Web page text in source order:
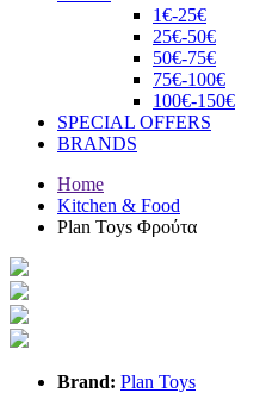
1€-25€
25€-50€
50€-75€
75€-100€
100€-150€
SPECIAL OFFERS
BRANDS
Home
Kitchen & Food
Plan Toys Φρούτα
Brand: Plan Toys